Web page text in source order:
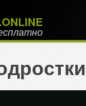
.ONLINE